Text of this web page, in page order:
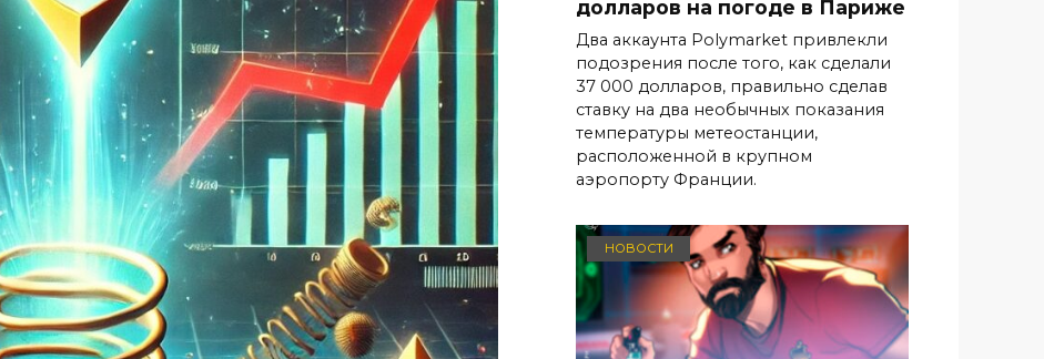
долларов на погоде в Париже
Два аккаунта Polymarket привлекли
подозрения после того, как сделали
37 000 долларов, правильно сделав
ставку на два необычных показания
температуры метеостанции,
расположенной в крупном
аэропорту Франции.
НОВОСТИ